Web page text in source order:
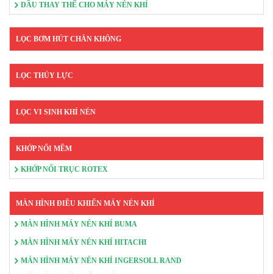
DẦU THAY THẾ CHO MÁY NÉN KHÍ
LỌC BƠM HÚT CHÂN KHÔNG
LỌC THỦY LỰC
LỌC VI SINH KHÍ NÉN
KHỚP NỐI MỀM
KHỚP NỐI TRỤC ROTEX
MÀN HÌNH ĐIỀU KHIỂN MÁY NÉN KHÍ
MÀN HÌNH MÁY NÉN KHÍ BUMA
MÀN HÌNH MÁY NÉN KHÍ HITACHI
MÁN HÌNH MÁY NÉN KHÍ INGERSOLL RAND